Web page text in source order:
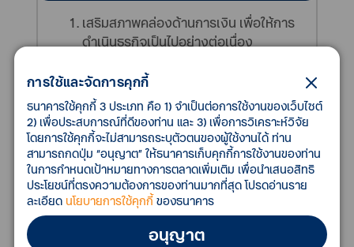
เสริมสภาพคล่องด้านการเงิน เพื่อให้การ
ดำเนินธุรกิจเป็นไปอย่างต่อเนื่อง
ผลิต หรือจำหน่ายสินค้าได้อย่างคล่องตัว
ด้วยขั้นตอนการพิจารณาวงเงินสินเชื่อ
ของธนาคาร
ที่สะดวกและรวดเร็ว
คุณสมบัติของลูกค้า
การใช้และจัดการคุกกี้
ธนาคารใช้คุกกี้ 3 ประเภท คือ 1) จำเป็นต่อการใช้งานของเว็บไซต์
2) เพื่อประสบการณ์ที่ดีของท่าน และ 3) เพื่อการวิเคราะห์วิจัย
โดยการใช้คุกกี้จะไม่สามารถระบุตัวตนของผู้ใช้งานได้ ท่าน
สามารถกดปุ่ม “อนุญาต” ให้ธนาคารเก็บคุกกี้การใช้งานของท่าน
ในการกำหนดเป้าหมายทางการตลาดเพิ่มเติม เพื่อนำเสนอสิทธิ
ประโยชน์ที่ตรงความต้องการของท่านมากที่สุด โปรดอ่านราย
ละเอียด นโยบายการใช้คุกกี้ ของธนาคาร
อนุญาต